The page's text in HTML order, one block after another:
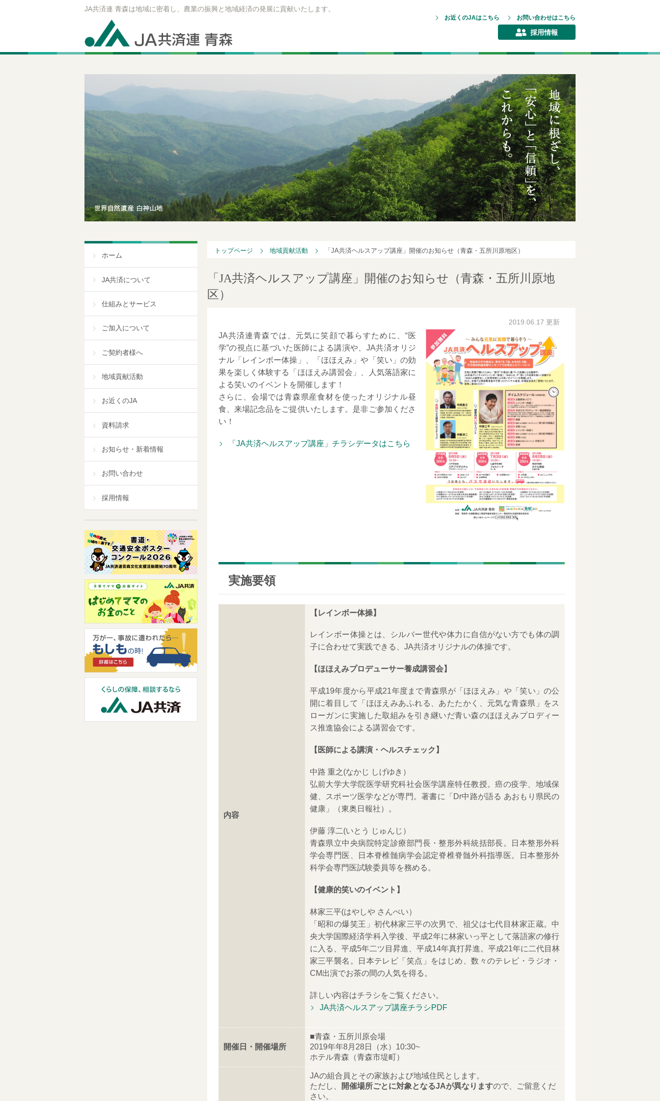
JA共済連 青森は地域に密着し、農業の振興と地域経済の発展に貢献いたします。
お近くのJAはこちら お問い合わせはこちら
採用情報
ホーム
JA共済について
仕組みとサービス
ご加入について
ご契約者様へ
地域貢献活動
お近くのJA
資料請求
お知らせ・新着情報
お問い合わせ
採用情報
トップページ 地域貢献活動 「JA共済ヘルスアップ講座」開催のお知らせ（青森・五所川原地区）
「JA共済ヘルスアップ講座」開催のお知らせ（青森・五所川原地
区）
2019.06.17 更新
JA共済連青森では、元気に笑顔で暮らすために、“医
学”の視点に基づいた医師による講演や、JA共済オリジ
ナル「レインボー体操」、「ほほえみ」や「笑い」の効
果を楽しく体験する「ほほえみ講習会」、人気落語家に
よる笑いのイベントを開催します！
さらに、会場では青森県産食材を使ったオリジナル昼
食、来場記念品をご提供いたします。是非ご参加くださ
い！
「JA共済ヘルスアップ講座」チラシデータはこちら
実施要領
内容
【レインボー体操】
レインボー体操とは、シルバー世代や体力に自信がない方でも体の調
子に合わせて実践できる、JA共済オリジナルの体操です。
【ほほえみプロデューサー養成講習会】
平成19年度から平成21年度まで青森県が「ほほえみ」や「笑い」の公
開に着目して「ほほえみあふれる、あたたかく、元気な青森県」をス
ローガンに実施した取組みを引き継いだ青い森のほほえみプロディー
ス推進協会による講習会です。
【医師による講演・ヘルスチェック】
中路 重之(なかじ しげゆき）
弘前大学大学院医学研究科社会医学講座特任教授。癌の疫学、地域保
健、スポーツ医学などが専門。著書に「Dr中路が語る あおもり県民の
健康」（東奥日報社）。
伊藤 淳二(いとう じゅんじ）
青森県立中央病院特定診療部門長・整形外科統括部長。日本整形外科
学会専門医、日本脊椎髄病学会認定脊椎脊髄外科指導医。日本整形外
科学会専門医試験委員等を務める。
【健康的笑いのイベント】
林家三平(はやしや さんぺい）
「昭和の爆笑王」初代林家三平の次男で、祖父は七代目林家正蔵。中
央大学国際経済学科入学後、平成2年に林家いっ平として落語家の修行
に入る、平成5年二ツ目昇進、平成14年真打昇進。平成21年に二代目林
家三平襲名。日本テレビ「笑点」をはじめ、数々のテレビ・ラジオ・
CM出演でお茶の間の人気を得る。
詳しい内容はチラシをご覧ください。
JA共済ヘルスアップ講座チラシPDF
開催日・開催場所
■青森・五所川原会場
2019年年8月28日（水）10:30~
ホテル青森（青森市堤町）
JAの組合員とその家族および地域住民とします。
ただし、
開催場所ごとに対象となるJAが異なりますので、ご留意くだ
さい。